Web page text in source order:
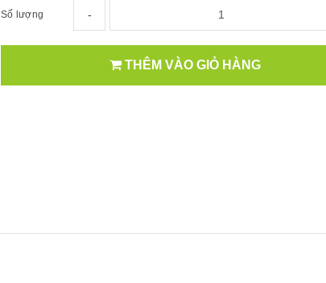
Số lượng -
THÊM VÀO GIỎ HÀNG